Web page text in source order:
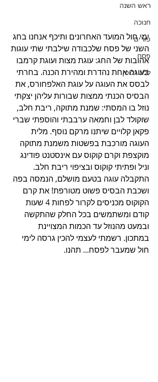
ראש השנה
חנוכה
פורים
פסח
ללא גלוטן
ימי חול המועד האחרונים ותיכף אנחנו בחג
השני של פסח שלכבודה שילבתי שתי עוגות
אהובות של החג: עוגת מצות ועוגת קרמבו
בעוגה אחת נהדרת ומהירת הכנה. בחרתי
לבסס את העוגה על עוגת האלפחורס, את
הבסיס הכנתי ממצות שבורות עליהן יצקתי
נוזל בו המסתי: שמנת מתוקה, ריבת חלב,
שוקולד לבן וחמאה ערבבתי והוספתי שברי
פקאן קלויים שיתנו מרקם נוסף. מלית
העוגה מורכבת בפשטות משמנת מתוקה
מוקצפת וקרם קוקוס עם אינסטנט פודינג
וניל ופתיתי קוקוס ובציפוי ריבת חלב.
התקבלה עוגה בטעם מושלם, הנמסה בפה
ושכבת הבסיס פשוט מטורפת! את קרם
הקוקוס מכניסים לקרור לפחות 4 שעות
קודם ומשתמשים בכל החלק שהתקשה
ובמעט מהנוזל עד הכמות המצויינת
במתכון. רשמתי לעצמי להכין גרסה לימי
חול שמעבר לפסח... תהנו.